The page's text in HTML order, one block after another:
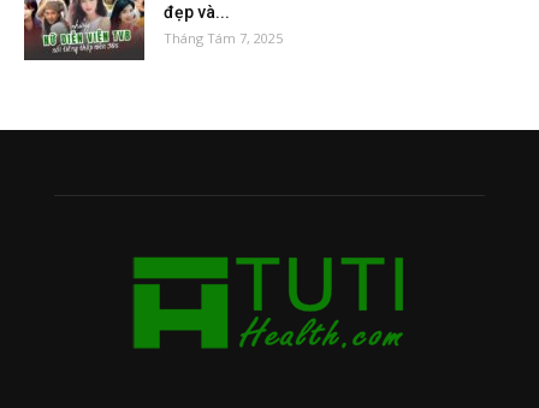
đẹp và...
Tháng Tám 7, 2025